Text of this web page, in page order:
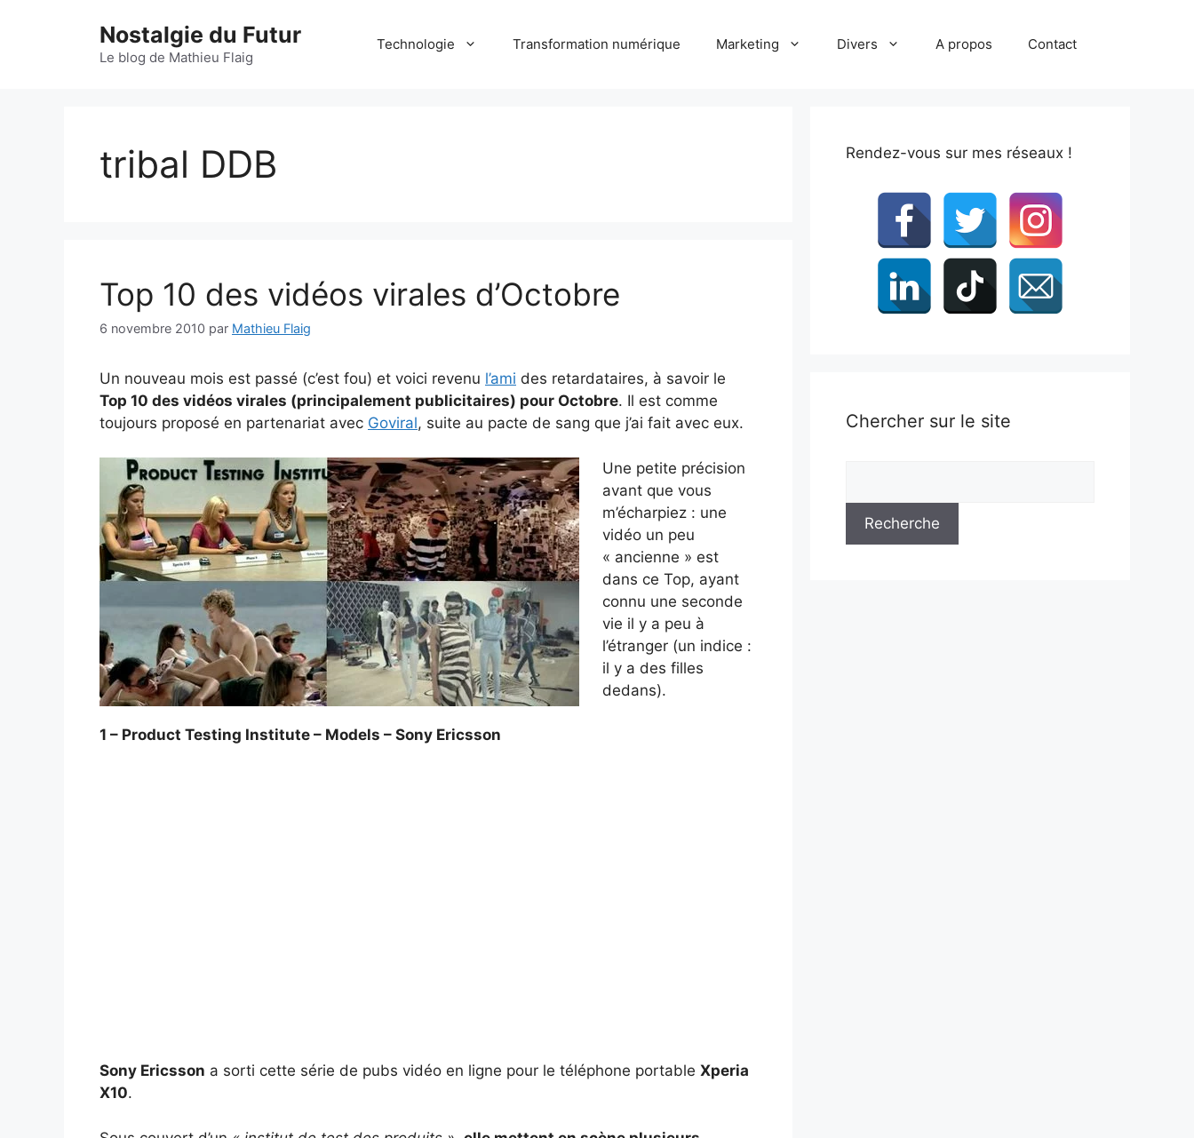
Nostalgie du Futur
Le blog de Mathieu Flaig
Technologie Transformation numérique Marketing Divers A propos Contact
tribal DDB
Top 10 des vidéos virales d’Octobre
6 novembre 2010 par Mathieu Flaig
Un nouveau mois est passé (c’est fou) et voici revenu l’ami des retardataires, à savoir le
Top 10 des vidéos virales (principalement publicitaires) pour Octobre. Il est comme
toujours proposé en partenariat avec Goviral, suite au pacte de sang que j’ai fait avec eux.
Une petite précision
avant que vous
m’écharpiez : une
vidéo un peu
« ancienne » est
dans ce Top, ayant
connu une seconde
vie il y a peu à
l’étranger (un indice :
il y a des filles
dedans).
1 – Product Testing Institute – Models – Sony Ericsson
Sony Ericsson a sorti cette série de pubs vidéo en ligne pour le téléphone portable Xperia
X10.
Rendez-vous sur mes réseaux !
Chercher sur le site